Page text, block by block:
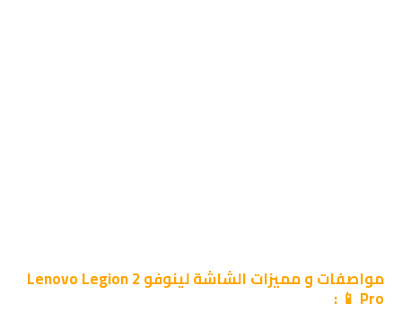
مواصفاتو مميزات الشاشة لينوفو Lenovo Legion 2
Pro
📱
: